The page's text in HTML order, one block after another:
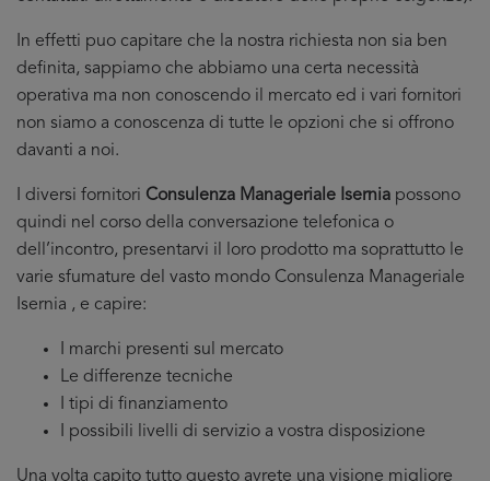
In effetti puo capitare che la nostra richiesta non sia ben
definita, sappiamo che abbiamo una certa necessità
operativa ma non conoscendo il mercato ed i vari fornitori
non siamo a conoscenza di tutte le opzioni che si offrono
davanti a noi.
I diversi fornitori Consulenza Manageriale Isernia possono
quindi nel corso della conversazione telefonica o
dell’incontro, presentarvi il loro prodotto ma soprattutto le
varie sfumature del vasto mondo Consulenza Manageriale
Isernia , e capire:
I marchi presenti sul mercato
Le differenze tecniche
I tipi di finanziamento
I possibili livelli di servizio a vostra disposizione
Una volta capito tutto questo avrete una visione migliore